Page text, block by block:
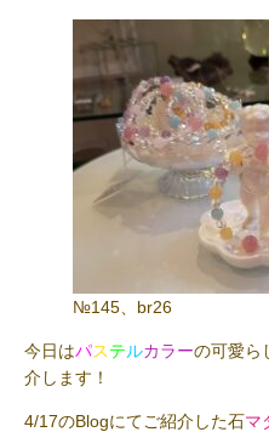
№145、br26
今日はパステルカラーの可愛ら
介します！
4/17のBlogにてご紹介した石マ